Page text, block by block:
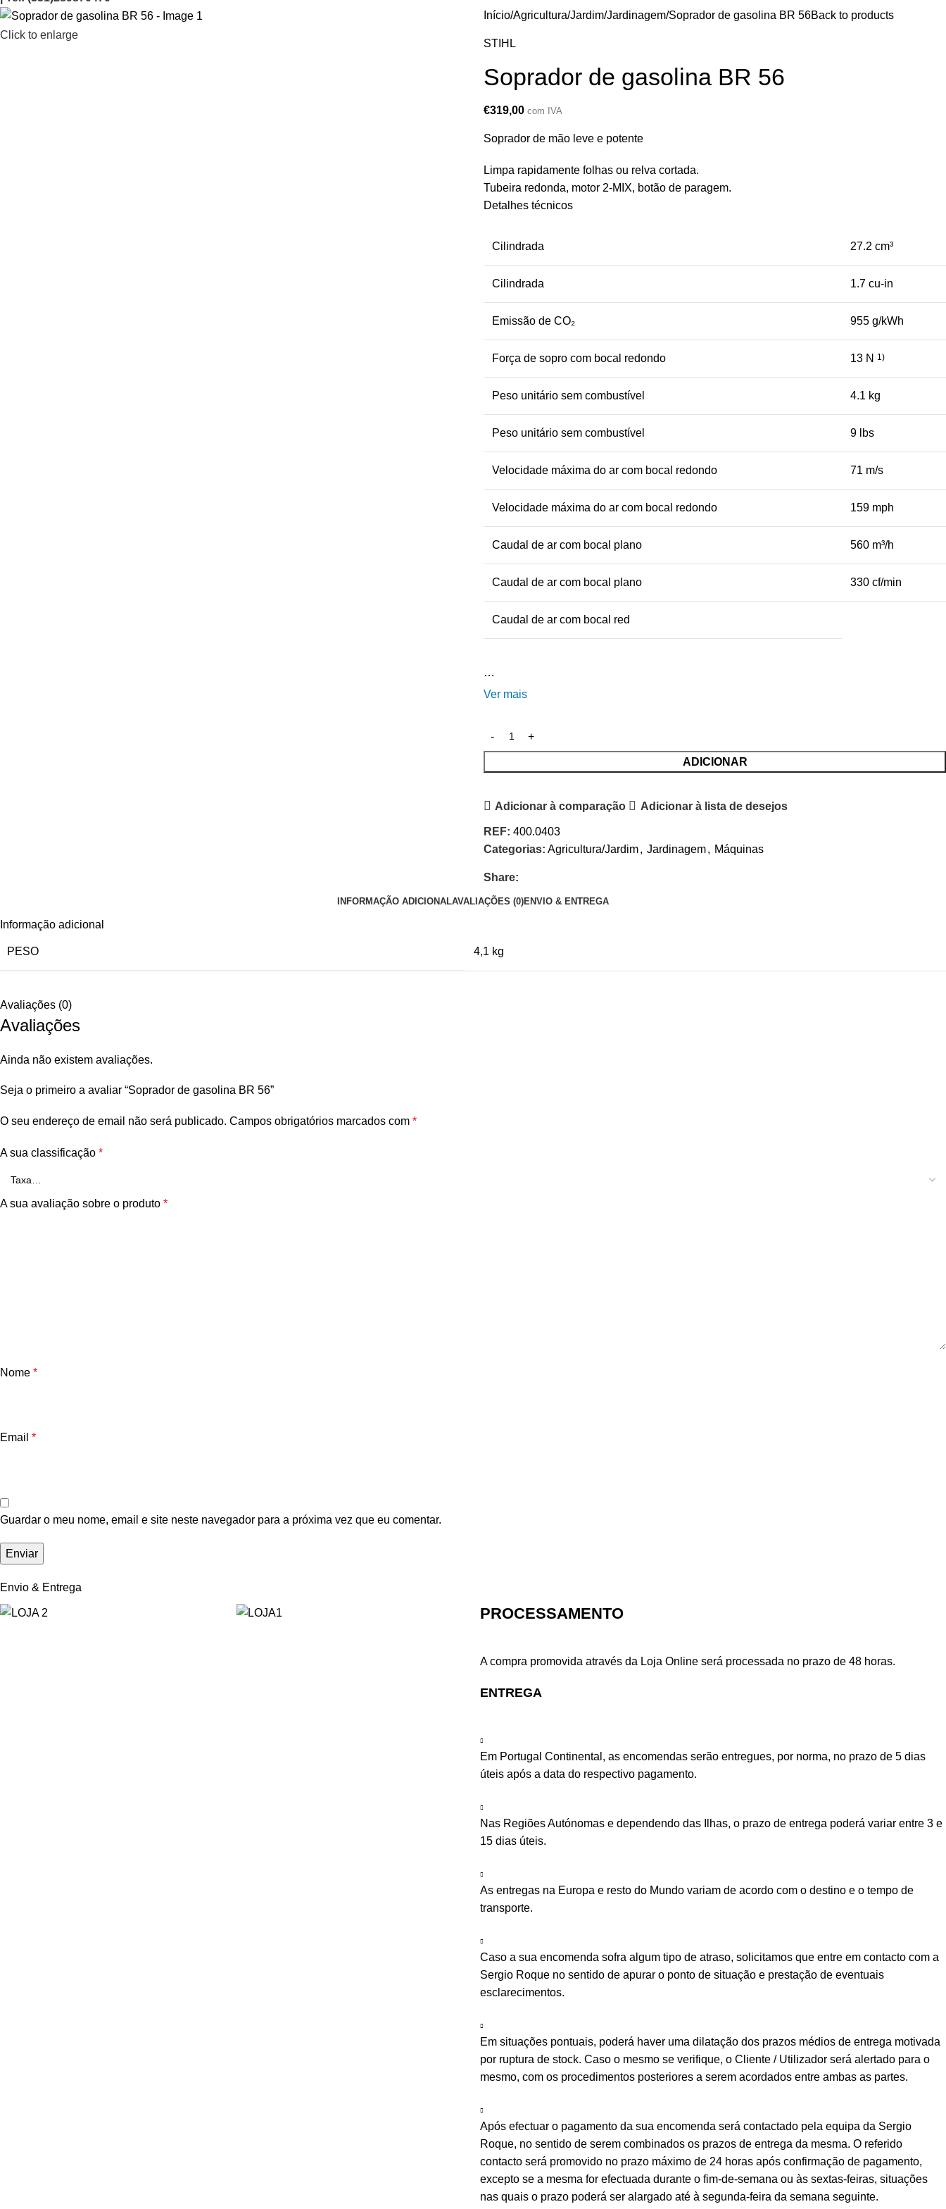
Click to enlarge
Início Agricultura/Jardim Jardinagem Soprador de gasolina BR 56Back to products
STIHL
Soprador de gasolina BR 56
€319,00 com IVA
Soprador de mão leve e potente
Limpa rapidamente folhas ou relva cortada.
Tubeira redonda, motor 2-MIX, botão de paragem.
Detalhes técnicos
Cilindrada 27.2 cm³
Cilindrada 1.7 cu-in
Emissão de CO₂ 955 g/kWh
Força de sopro com bocal redondo 13 N 1)
Peso unitário sem combustível 4.1 kg
Peso unitário sem combustível 9 lbs
Velocidade máxima do ar com bocal redondo 71 m/s
Velocidade máxima do ar com bocal redondo 159 mph
Caudal de ar com bocal plano 560 m³/h
Caudal de ar com bocal plano 330 cf/min
Caudal de ar com bocal red
…
Ver mais
ADICIONAR
Adicionar à comparação Adicionar à lista de desejos
REF: 400.0403
Categorias: Agricultura/Jardim, Jardinagem, Máquinas
Share:
INFORMAÇÃO ADICIONALAVALIAÇÕES (0)ENVIO & ENTREGA
Informação adicional
PESO 4,1 kg
Avaliações (0)
Avaliações
Ainda não existem avaliações.
Seja o primeiro a avaliar “Soprador de gasolina BR 56”
O seu endereço de email não será publicado. Campos obrigatórios marcados com *
A sua classificação *
A sua avaliação sobre o produto *
Nome *
Email *
Guardar o meu nome, email e site neste navegador para a próxima vez que eu comentar.
Envio & Entrega
PROCESSAMENTO
A compra promovida através da Loja Online será processada no prazo de 48 horas.
ENTREGA
Em Portugal Continental, as encomendas serão entregues, por norma, no prazo de 5 dias
úteis após a data do respectivo pagamento.
Nas Regiões Autónomas e dependendo das Ilhas, o prazo de entrega poderá variar entre 3 e
15 dias úteis.
As entregas na Europa e resto do Mundo variam de acordo com o destino e o tempo de
transporte.
Caso a sua encomenda sofra algum tipo de atraso, solicitamos que entre em contacto com a
Sergio Roque no sentido de apurar o ponto de situação e prestação de eventuais
esclarecimentos.
Em situações pontuais, poderá haver uma dilatação dos prazos médios de entrega motivada
por ruptura de stock. Caso o mesmo se verifique, o Cliente / Utilizador será alertado para o
mesmo, com os procedimentos posteriores a serem acordados entre ambas as partes.
Após efectuar o pagamento da sua encomenda será contactado pela equipa da Sergio
Roque, no sentido de serem combinados os prazos de entrega da mesma. O referido
contacto será promovido no prazo máximo de 24 horas após confirmação de pagamento,
excepto se a mesma for efectuada durante o fim-de-semana ou às sextas-feiras, situações
nas quais o prazo poderá ser alargado até à segunda-feira da semana seguinte.